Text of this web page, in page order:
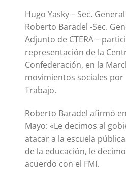
Hugo Yasky – Sec.
Roberto Baradel -Sec.
Adjunto de CTERA –
representación de la
Confederación, en la
movimientos sociales por
Trabajo.
Roberto Baradel afirmó
Mayo: «Le decimos al
atacar a la escuela
de la educación, le
acuerdo con el FMI.